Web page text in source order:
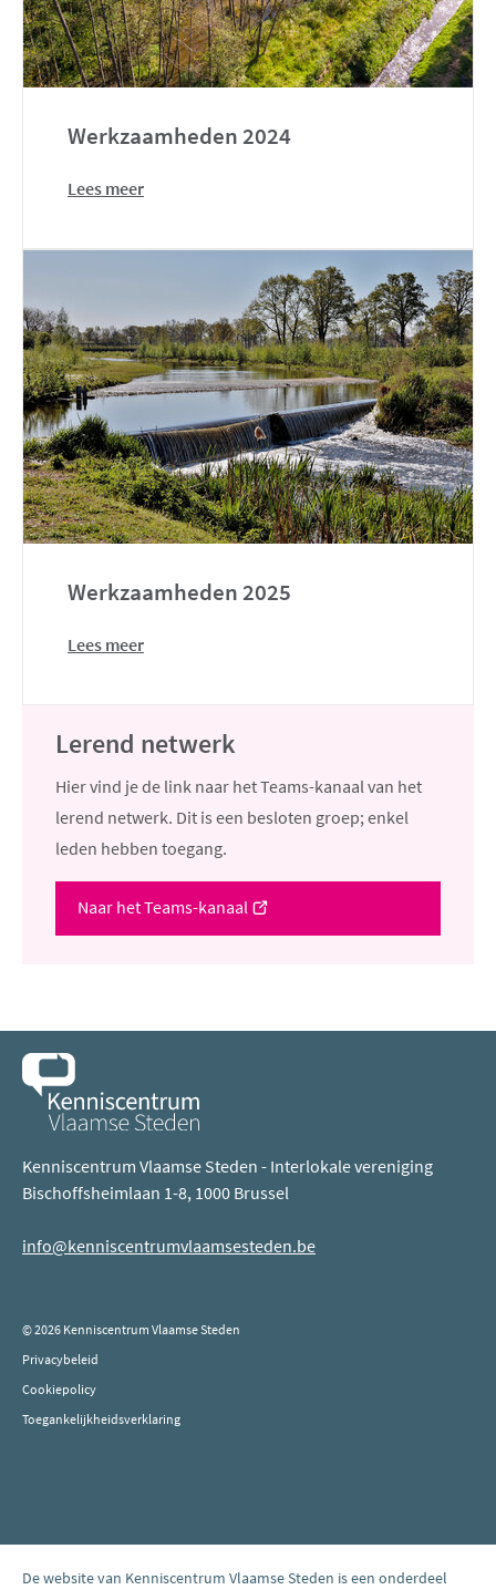
Werkzaamheden 2024
Lees meer
Werkzaamheden 2025
Lees meer
Lerend netwerk
Hier vind je de link naar het Teams-kanaal van het
lerend netwerk. Dit is een besloten groep; enkel
leden hebben toegang.
Naar het Teams-kanaal
nieuw
Kenniscentrum Vlaamse Steden - Interlokale vereniging
Bischoffsheimlaan 1-8, 1000 Brussel
info@kenniscentrumvlaamsesteden.be
© 2026 Kenniscentrum Vlaamse Steden
Privacybeleid
Cookiepolicy
Toegankelijkheidsverklaring
De website van Kenniscentrum Vlaamse Steden is een onderdeel